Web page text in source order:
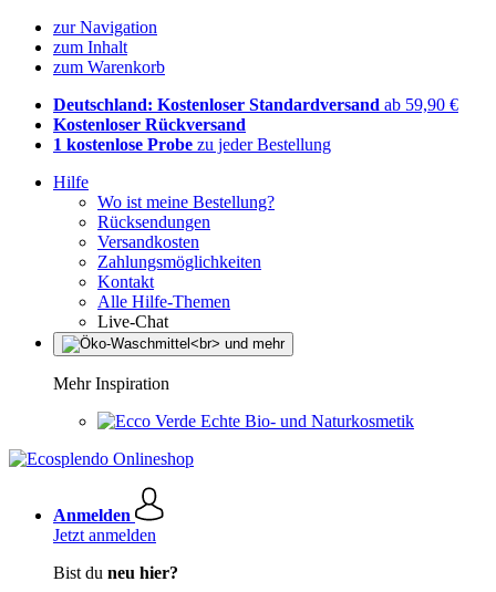
zur Navigation
zum Inhalt
zum Warenkorb
Deutschland: Kostenloser Standardversand ab 59,90 €
Kostenloser Rückversand
1 kostenlose Probe zu jeder Bestellung
Hilfe
Wo ist meine Bestellung?
Rücksendungen
Versandkosten
Zahlungsmöglichkeiten
Kontakt
Alle Hilfe-Themen
Live-Chat
Mehr Inspiration
Echte Bio- und Naturkosmetik
Anmelden
Jetzt anmelden
Bist du neu hier?